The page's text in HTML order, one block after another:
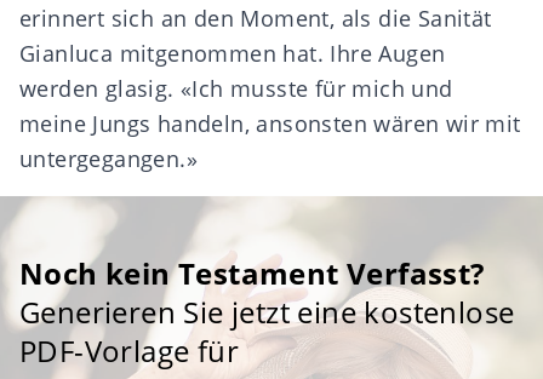
erinnert sich an den Moment, als die Sanität
Gianluca mitgenommen hat. Ihre Augen
werden glasig. «Ich musste für mich und
meine Jungs handeln, ansonsten wären wir mit
untergegangen.»
Noch kein Testament Verfasst?
Generieren Sie jetzt eine kostenlose
PDF-Vorlage für